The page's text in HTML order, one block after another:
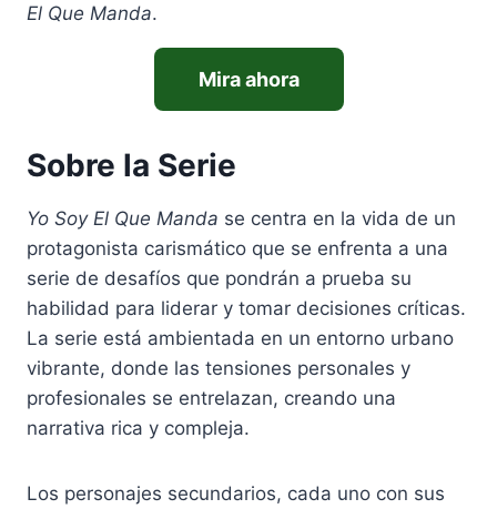
El Que Manda.
Mira ahora
Sobre la Serie
Yo Soy El Que Manda se centra en la vida de un
protagonista carismático que se enfrenta a una
serie de desafíos que pondrán a prueba su
habilidad para liderar y tomar decisiones críticas.
La serie está ambientada en un entorno urbano
vibrante, donde las tensiones personales y
profesionales se entrelazan, creando una
narrativa rica y compleja.
Los personajes secundarios, cada uno con sus